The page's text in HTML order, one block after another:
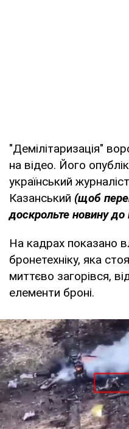
"Демілітаризація"
на відео. Його
український
Казанський (щоб
доскрольте новину до
На кадрах показано
бронетехніку, яка
миттєво загорівся,
елементи броні.